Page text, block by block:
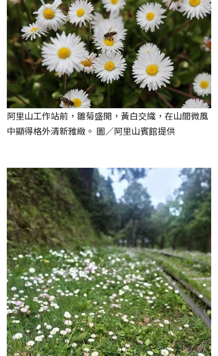
阿里山工作站前，雛菊盛開，黃白交織，在山間微風
中顯得格外清新雅緻。 圖／阿里山賓館提供